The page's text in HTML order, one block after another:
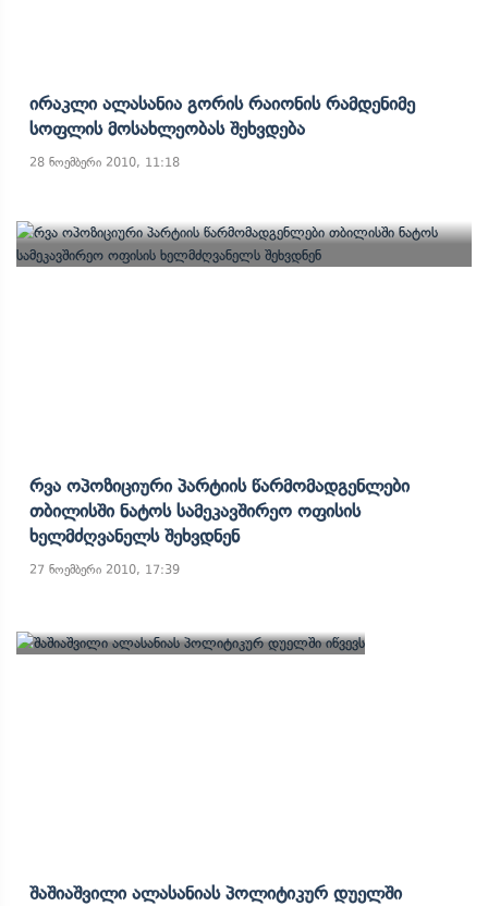
Ირაკლი Ალასანია Გორის Რაიონის Რამდენიმე
Სოფლის Მოსახლეობას Შეხვდება
28 ნოემბერი 2010, 11:18
Რვა Ოპოზიციური Პარტიის Წარმომადგენლები
Თბილისში Ნატოს Სამეკავშირეო Ოფისის
Ხელმძღვანელს Შეხვდნენ
27 ნოემბერი 2010, 17:39
Შაშიაშვილი Ალასანიას Პოლიტიკურ Დუელში